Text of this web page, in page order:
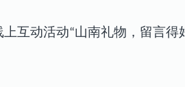
上互动活动“山南礼物，留言得